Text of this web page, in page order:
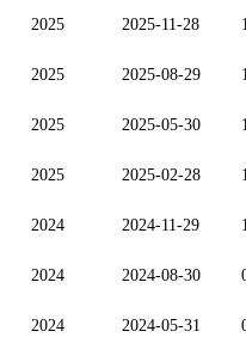
2025 2025-11-28
2025 2025-08-29
2025 2025-05-30
2025 2025-02-28
2024 2024-11-29
2024 2024-08-30
2024 2024-05-31